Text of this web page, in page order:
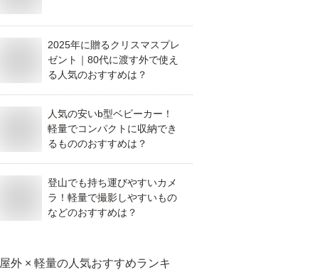
2025年に贈るクリスマスプレ
ゼント｜80代に渡す外で使え
る人気のおすすめは？
人気の安いb型ベビーカー！
軽量でコンパクトに収納でき
るもののおすすめは？
登山でも持ち運びやすいカメ
ラ！軽量で撮影しやすいもの
などのおすすめは？
屋外 × 軽量の人気おすすめランキ